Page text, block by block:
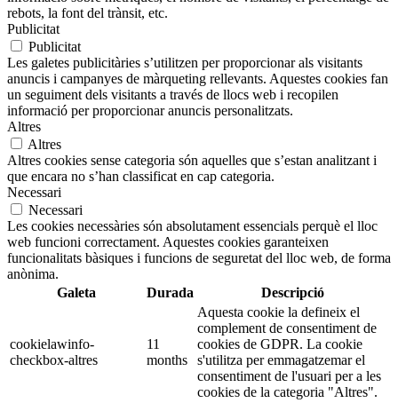
rebots, la font del trànsit, etc.
Publicitat
Publicitat
Les galetes publicitàries s’utilitzen per proporcionar als visitants
anuncis i campanyes de màrqueting rellevants. Aquestes cookies fan
un seguiment dels visitants a través de llocs web i recopilen
informació per proporcionar anuncis personalitzats.
Altres
Altres
Altres cookies sense categoria són aquelles que s’estan analitzant i
que encara no s’han classificat en cap categoria.
Necessari
Necessari
Les cookies necessàries són absolutament essencials perquè el lloc
web funcioni correctament. Aquestes cookies garanteixen
funcionalitats bàsiques i funcions de seguretat del lloc web, de forma
anònima.
Galeta
Durada Descripció
cookielawinfo-
checkbox-altres
11
months
Aquesta cookie la defineix el
complement de consentiment de
cookies de GDPR. La cookie
s'utilitza per emmagatzemar el
consentiment de l'usuari per a les
cookies de la categoria "Altres".